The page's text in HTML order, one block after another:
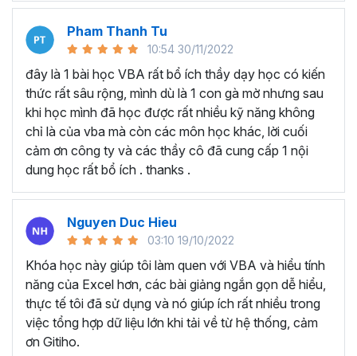
trong Excelcủa Gitiho là chương trìnhđào tạo VBA
onlinecó nhiều học viên theo học nhất:
Chương trình đào tạo VBA Excel chi tiết, đầy đủ với
hơn 130 bài giảng và 14+ giờ học.
Dự án + bài tập thực hành chi tiết, đi theo từng
chương/phần, giúp người học luôn được thực hành
sau khi học.
Ebook, Add-in kèm theo để người học hiểu được
tiềm năng vô hạn của VBA.
Giảng viên hướng dẫn, giải thích từng code chi tiết -
lập trình VBA Excel.
Video chất lượng, luôn cập nhật giao diện, kiến thức
mới.
Câu hỏi thường gặp về khóa
học Tuyệt đỉnh VBA
Pham Thanh Tu
10:54 30/11/2022
đây là 1 bài học VBA rất bổ ích thầy dạy học có kiến
thức rất sâu rộng, mình dù là 1 con gà mờ nhưng sau
khi học mình đã học được rất nhiều kỹ năng không
chỉ là của vba mà còn các môn học khác, lời cuối
cảm ơn công ty và các thầy cô đã cung cấp 1 nội
dung học rất bổ ích . thanks .
Nguyen Duc Hieu
03:10 19/10/2022
Khóa học này giúp tôi làm quen với VBA và hiểu tính
năng của Excel hơn, các bài giảng ngắn gọn dễ hiểu,
thực tế tôi đã sử dụng và nó giúp ích rất nhiều trong
việc tổng hợp dữ liệu lớn khi tải về từ hệ thống, cảm
ơn Gitiho.